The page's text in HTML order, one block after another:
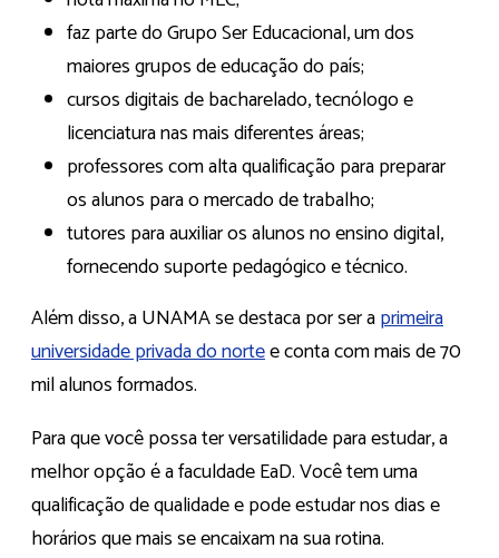
faz parte do Grupo Ser Educacional, um dos
maiores grupos de educação do país;
cursos digitais de bacharelado, tecnólogo e
licenciatura nas mais diferentes áreas;
professores com alta qualificação para preparar
os alunos para o mercado de trabalho;
tutores para auxiliar os alunos no ensino digital,
fornecendo suporte pedagógico e técnico.
Além disso, a UNAMA se destaca por ser aprimeira
universidade privada do nortee conta com mais de 70
mil alunos formados.
Para que você possa ter versatilidade para estudar, a
melhor opção é a faculdade EaD. Você tem uma
qualificação de qualidade e pode estudar nos dias e
horários que mais se encaixam na sua rotina.